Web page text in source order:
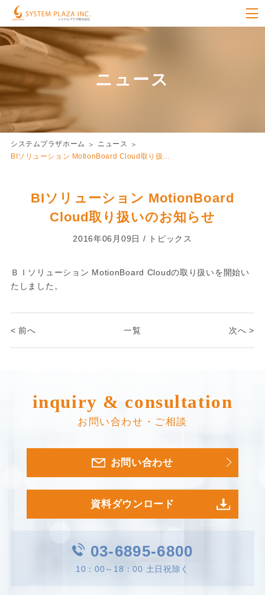
ニュース
システムプラザホーム
ニュース
BIソリューション MotionBoard Cloud取り扱…
BIソリューション MotionBoard
Cloud取り扱いのお知らせ
2016年06月09日 / トピックス
ＢＩソリューション MotionBoard Cloudの取り扱いを開始い
たしました。
< 前へ 一覧 次へ >
inquiry & consultation
お問い合わせ・ご相談
お問い合わせ
資料ダウンロード
03-6895-6800
10：00～18：00 土日祝除く